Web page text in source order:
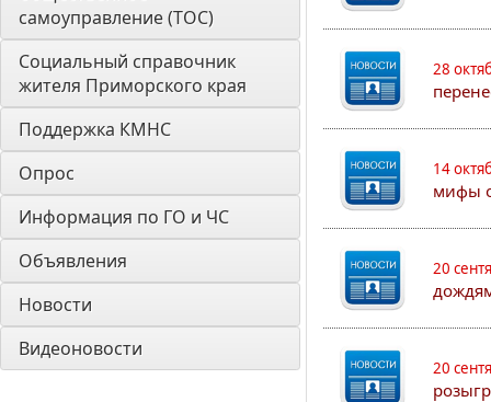
самоуправление (ТОС)
Социальный справочник
жителя Приморского края
Поддержка КМНС
Опрос
Информация по ГО и ЧС
Объявления
Новости
Видеоновости
28
14
мифы
20
20